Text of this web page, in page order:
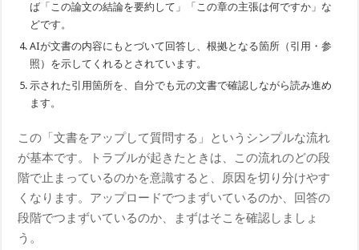
ば「この論文の結論を要約して」「この章の主張は何ですか」な
どです。
AIが文書の内容にもとづいて回答し、根拠となる箇所（引用・参
照）を示してくれるとされています。
示された引用箇所を、自分でも元の文書で確認しながら読み進め
ます。
この「文書をアップして質問する」というシンプルな流れ
が基本です。トラブルが起きたときは、この流れのどの段
階で止まっているのかを意識すると、原因を切り分けやす
くなります。アップロードでつまずいているのか、回答の
段階でつまずいているのか、まずはそこを確認しましょ
う。